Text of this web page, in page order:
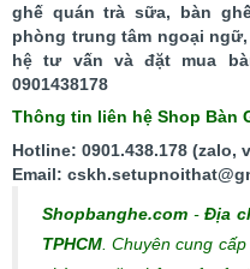
ghế quán trà sữa, bàn
phòng trung tâm ngoại
hệ tư vấn và đặt mua
0901438178
Thông tin liên hệ Shop Bàn
Hotline: 0901.438.178 (zalo,
Email:
Shopbanghe.com -Địa
TPHCM . Chuyên cung